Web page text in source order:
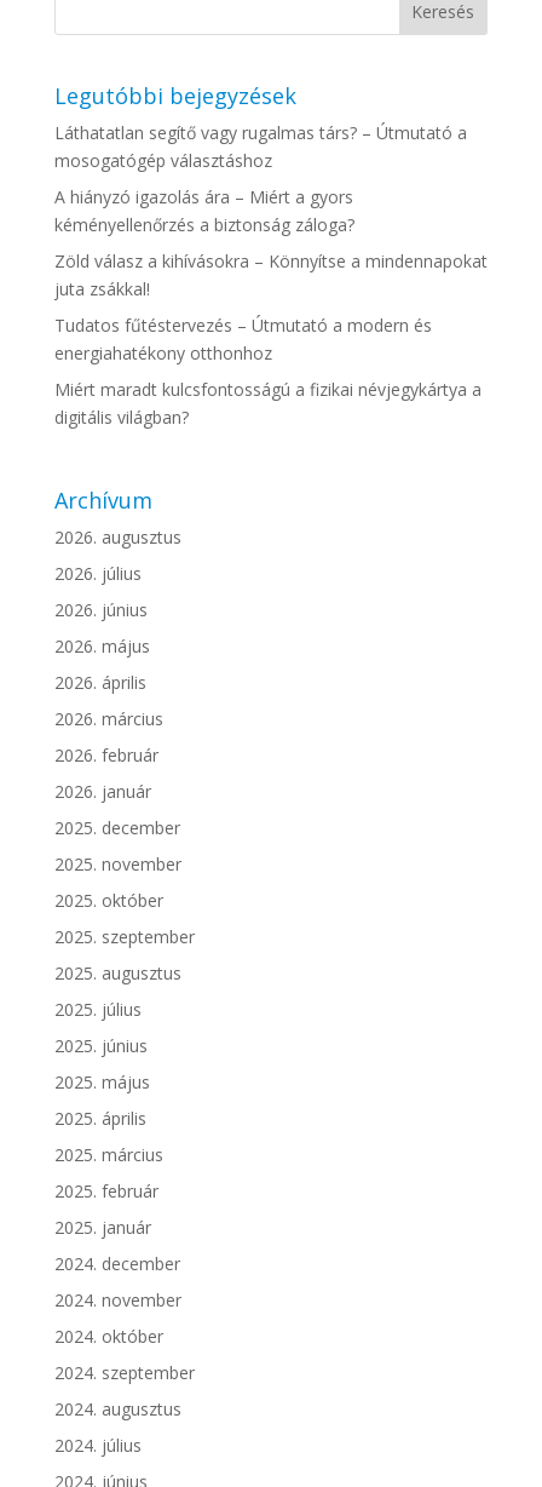
Legutóbbi bejegyzések
Láthatatlan segítő vagy rugalmas társ? – Útmutató a
mosogatógép választáshoz
A hiányzó igazolás ára – Miért a gyors
kéményellenőrzés a biztonság záloga?
Zöld válasz a kihívásokra – Könnyítse a mindennapokat
juta zsákkal!
Tudatos fűtéstervezés – Útmutató a modern és
energiahatékony otthonhoz
Miért maradt kulcsfontosságú a fizikai névjegykártya a
digitális világban?
Archívum
2026. augusztus
2026. július
2026. június
2026. május
2026. április
2026. március
2026. február
2026. január
2025. december
2025. november
2025. október
2025. szeptember
2025. augusztus
2025. július
2025. június
2025. május
2025. április
2025. március
2025. február
2025. január
2024. december
2024. november
2024. október
2024. szeptember
2024. augusztus
2024. július
2024. június